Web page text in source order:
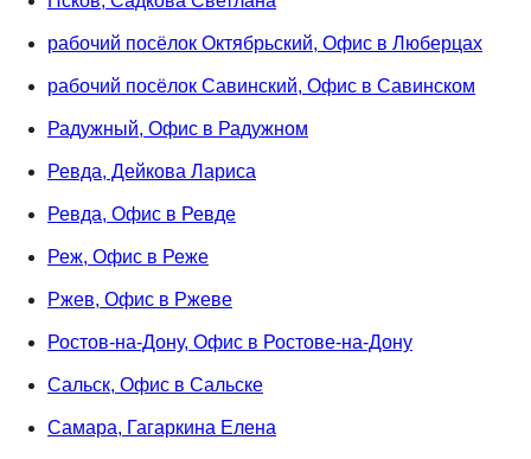
рабочий посёлок Октябрьский, Офис в Люберцах
рабочий посёлок Савинский, Офис в Савинском
Радужный, Офис в Радужном
Ревда, Дейкова Лариса
Ревда, Офис в Ревде
Реж, Офис в Реже
Ржев, Офис в Ржеве
Ростов-на-Дону, Офис в Ростове-на-Дону
Сальск, Офис в Сальске
Самара, Гагаркина Елена